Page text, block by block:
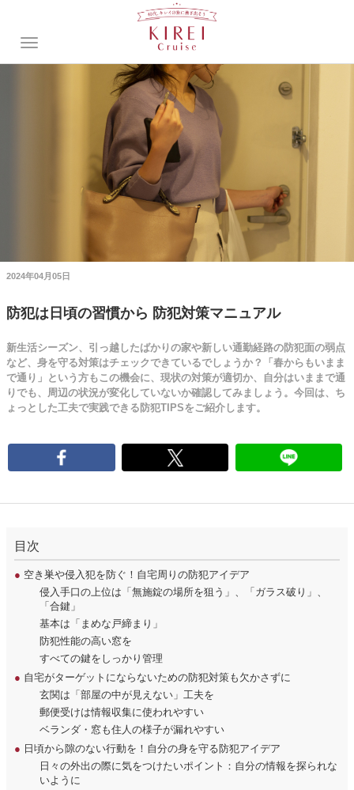
2024年04月05日
防犯は日頃の習慣から 防犯対策マニュアル
新生活シーズン、引っ越したばかりの家や新しい通勤経路の防犯面の弱点
など、身を守る対策はチェックできているでしょうか？「春からもいまま
で通り」という方もこの機会に、現状の対策が適切か、自分はいままで通
りでも、周辺の状況が変化していないか確認してみましょう。今回は、ち
ょっとした工夫で実践できる防犯TIPSをご紹介します。
目次
● 空き巣や侵入犯を防ぐ！自宅周りの防犯アイデア
侵入手口の上位は「無施錠の場所を狙う」、「ガラス破り」、
「合鍵」
基本は「まめな戸締まり」
防犯性能の高い窓を
すべての鍵をしっかり管理
● 自宅がターゲットにならないための防犯対策も欠かさずに
玄関は「部屋の中が見えない」工夫を
郵便受けは情報収集に使われやすい
ベランダ・窓も住人の様子が漏れやすい
● 日頃から隙のない行動を！自分の身を守る防犯アイデア
日々の外出の際に気をつけたいポイント：自分の情報を探られな
いように